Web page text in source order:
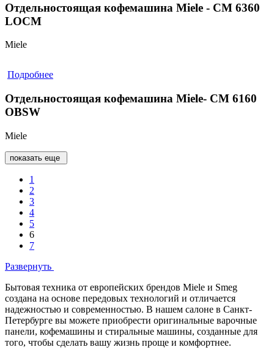
Отдельностоящая кофемашина Miele - CM 6360
LOCM
Miele
Подробнее
Отдельностоящая кофемашина Miele- CM 6160
OBSW
Miele
показать еще
1
2
3
4
5
6
7
Развернуть
Бытовая техника от европейских брендов Miele и Smeg
создана на основе передовых технологий и отличается
надежностью и современностью. В нашем салоне в Санкт-
Петербурге вы можете приобрести оригинальные варочные
панели, кофемашины и стиральные машины, созданные для
того, чтобы сделать вашу жизнь проще и комфортнее.